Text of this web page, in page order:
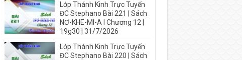
Lớp Thánh Kinh Trực Tuyến
ĐC Stephano Bài 221 | Sách
NƠ-KHE-MI-A I Chương 12 |
19g30 | 31/7/2026
Lớp Thánh Kinh Trực Tuyến
ĐC Stephano Bài 220 | Sách